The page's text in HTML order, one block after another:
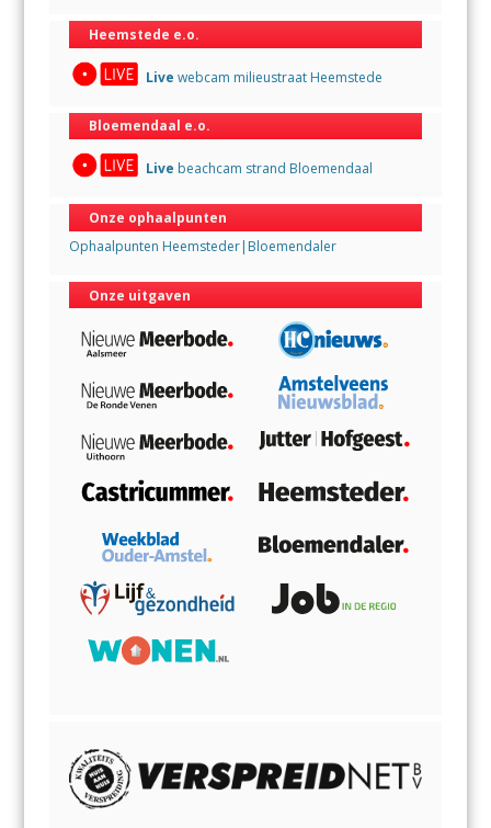
Heemstede e.o.
Live webcam milieustraat Heemstede
Bloemendaal e.o.
Live beachcam strand Bloemendaal
Onze ophaalpunten
Ophaalpunten Heemsteder|Bloemendaler
Onze uitgaven